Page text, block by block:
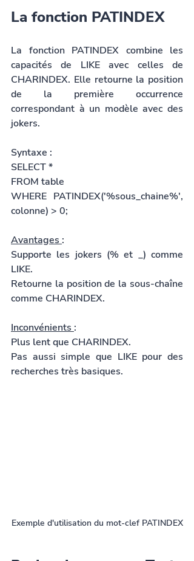
La fonction PATINDEX
La fonction PATINDEX combine les
capacités de LIKE avec celles de
CHARINDEX. Elle retourne la position
de la première occurrence
correspondant à un modèle avec des
jokers.
Syntaxe :
SELECT *
FROM table
WHERE PATINDEX('%sous_chaine%',
colonne) > 0;
Avantages :
Supporte les jokers (% et _) comme
LIKE.
Retourne la position de la sous-chaîne
comme CHARINDEX.
Inconvénients :
Plus lent que CHARINDEX.
Pas aussi simple que LIKE pour des
recherches très basiques.
Exemple d'utilisation du mot-clef PATINDEX